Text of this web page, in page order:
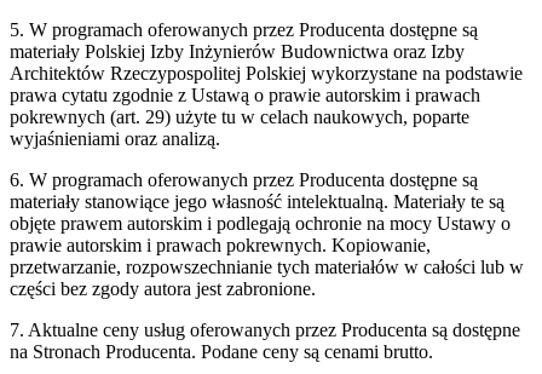
5. W programach oferowanych przez Producenta dostępne są
materiały Polskiej Izby Inżynierów Budownictwa oraz Izby
Architektów Rzeczypospolitej Polskiej wykorzystane na podstawie
prawa cytatu zgodnie z Ustawą o prawie autorskim i prawach
pokrewnych (art. 29) użyte tu w celach naukowych, poparte
wyjaśnieniami oraz analizą.
6. W programach oferowanych przez Producenta dostępne są
materiały stanowiące jego własność intelektualną. Materiały te są
objęte prawem autorskim i podlegają ochronie na mocy Ustawy o
prawie autorskim i prawach pokrewnych. Kopiowanie,
przetwarzanie, rozpowszechnianie tych materiałów w całości lub w
części bez zgody autora jest zabronione.
7. Aktualne ceny usług oferowanych przez Producenta są dostępne
na Stronach Producenta. Podane ceny są cenami brutto.